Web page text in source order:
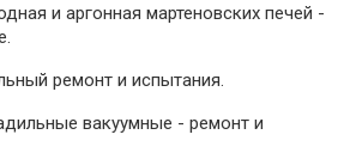
и аргонная мартеновских печей -
ремонт и испытания.
вакуумные - ремонт и